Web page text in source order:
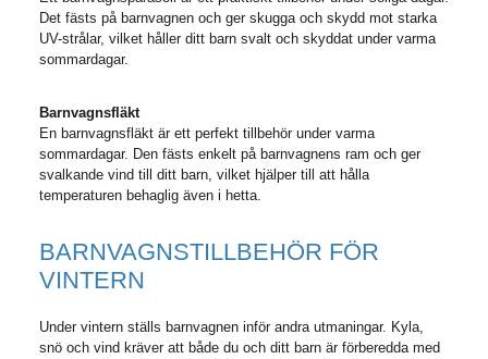
Det fästs på barnvagnen och ger skugga och skydd mot starka
UV-strålar, vilket håller ditt barn svalt och skyddat under varma
sommardagar.
Barnvagnsfläkt
En barnvagnsfläkt är ett perfekt tillbehör under varma
sommardagar. Den fästs enkelt på barnvagnens ram och ger
svalkande vind till ditt barn, vilket hjälper till att hålla
temperaturen behaglig även i hetta.
BARNVAGNSTILLBEHÖR FÖR
VINTERN
Under vintern ställs barnvagnen inför andra utmaningar. Kyla,
snö och vind kräver att både du och ditt barn är förberedda med